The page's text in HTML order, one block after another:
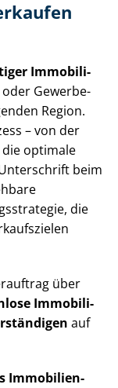
Im­mo­bi­li­
oder Ge­wer­be­
Region.
– von der
optimale
beim
die
über
Im­mo­bi­li­
auf
Im­mo­bi­li­en­